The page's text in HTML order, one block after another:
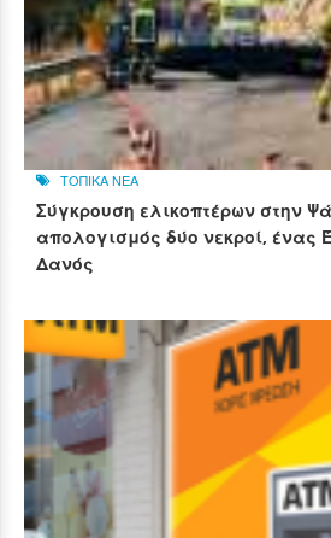
ΤΟΠΙΚΑ ΝΕΑ
Σύγκρουση ελικοπτέρων στην
απολογισμός δύο νεκροί, ένας
Δανός